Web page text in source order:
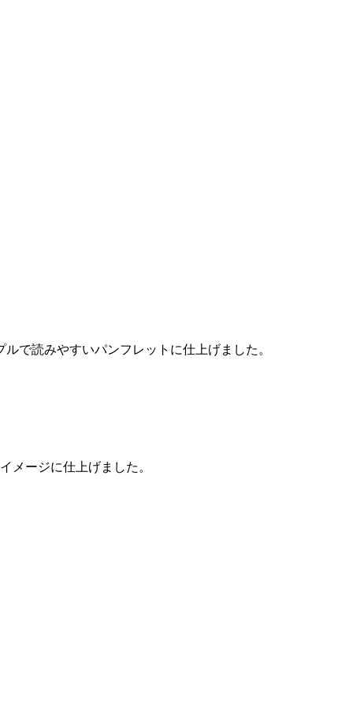
で読みやすいパンフレットに仕上げました。
メージに仕上げました。